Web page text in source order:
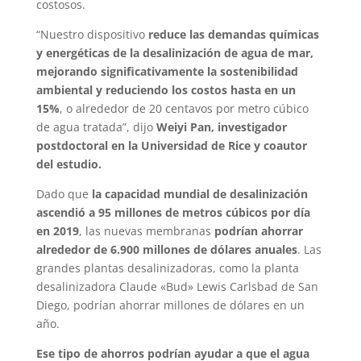
costosos.
“Nuestro dispositivo reduce las demandas químicas
y energéticas de la desalinización de agua de mar,
mejorando significativamente la sostenibilidad
ambiental y reduciendo los costos hasta en un
15%, o alrededor de 20 centavos por metro cúbico
de agua tratada”, dijo Weiyi Pan, investigador
postdoctoral en la Universidad de Rice y coautor
del estudio.
Dado que la capacidad mundial de desalinización
ascendió a 95 millones de metros cúbicos por día
en 2019, las nuevas membranas podrían ahorrar
alrededor de 6.900 millones de dólares anuales. Las
grandes plantas desalinizadoras, como la planta
desalinizadora Claude «Bud» Lewis Carlsbad de San
Diego, podrían ahorrar millones de dólares en un
año.
Ese tipo de ahorros podrían ayudar a que el agua